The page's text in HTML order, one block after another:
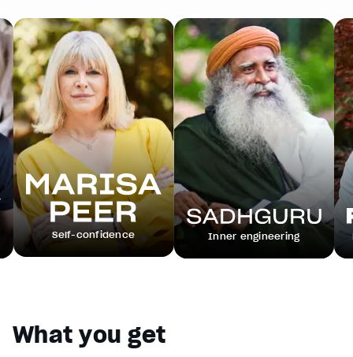
Self-confidence Inner engineering
What you get